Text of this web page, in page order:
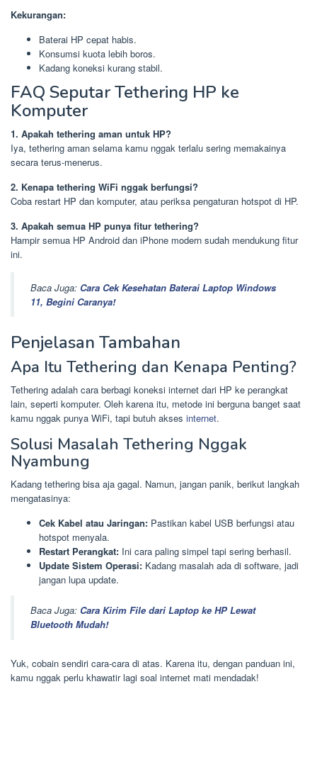
Kekurangan:
Baterai HP cepat habis.
Konsumsi kuota lebih boros.
Kadang koneksi kurang stabil.
FAQ Seputar Tethering HP ke
Komputer
1. Apakah tethering aman untuk HP?
Iya, tethering aman selama kamu nggak terlalu sering memakainya
secara terus-menerus.
2. Kenapa tethering WiFi nggak berfungsi?
Coba restart HP dan komputer, atau periksa pengaturan hotspot di HP.
3. Apakah semua HP punya fitur tethering?
Hampir semua HP Android dan iPhone modern sudah mendukung fitur
ini.
Baca Juga: Cara Cek Kesehatan Baterai Laptop Windows
11, Begini Caranya!
Penjelasan Tambahan
Apa Itu Tethering dan Kenapa Penting?
Tethering adalah cara berbagi koneksi internet dari HP ke perangkat
lain, seperti komputer. Oleh karena itu, metode ini berguna banget saat
kamu nggak punya WiFi, tapi butuh akses internet.
Solusi Masalah Tethering Nggak
Nyambung
Kadang tethering bisa aja gagal. Namun, jangan panik, berikut langkah
mengatasinya:
Cek Kabel atau Jaringan: Pastikan kabel USB berfungsi atau
hotspot menyala.
Restart Perangkat: Ini cara paling simpel tapi sering berhasil.
Update Sistem Operasi: Kadang masalah ada di software, jadi
jangan lupa update.
Baca Juga: Cara Kirim File dari Laptop ke HP Lewat
Bluetooth Mudah!
Yuk, cobain sendiri cara-cara di atas. Karena itu, dengan panduan ini,
kamu nggak perlu khawatir lagi soal internet mati mendadak!